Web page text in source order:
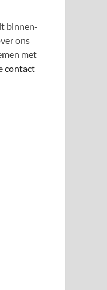
binnen-
ons
met
contact